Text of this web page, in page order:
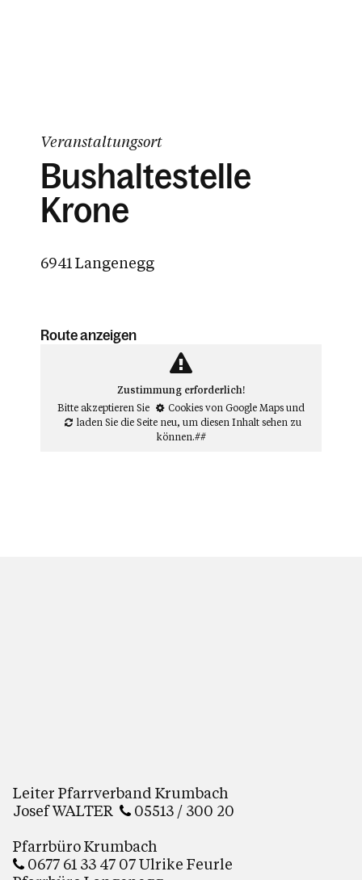
Veranstaltungsort
Bushaltestelle
Krone
6941 Langenegg
Route anzeigen
Zustimmung erforderlich!
Bitte akzeptieren Sie
Cookies von Google Mapsund
laden Sie die Seite neu, um diesen Inhalt sehen zu
können.##
Leiter Pfarrverband Krumbach
Josef WALTER
05513 / 300 20
Pfarrbüro Krumbach
0677 61 33 47 07 Ulrike Feurle